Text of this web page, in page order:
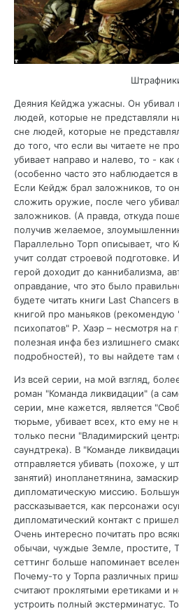
Деяния Кейджа ужасны. Он убивал
людей, которые не представляли
сне людей, которые не
до того, что если вы читаете не
убивает направо и налево, то - как
(особенно часто это наблюдается
Если Кейдж брал заложников, то
сложить оружие, после чего
заложников. (А правда, откуда
получив желаемое,
Параллельно Торп описывает, что
учит солдат строевой подготовке.
герой доходит до каннибализма,
оправдание, что это было
будете читать книги Last Chancers
книгой про маньяков
психопатов" Р. Хаэр – несмотря на
полезная инфа без излишнего
подробностей), то вы найдете там
Из всей серии, на мой взгляд,
роман "Команда ликвидации" (а
серии, мне кажется, является
тюрьме, убивает всех, кто ему не
только песни "Владимирский
саундтрека). В "Команде
отправляется убивать (похоже, у
занятий) инопланетянина,
дипломатическую миссию.
рассказывается, как персонажи
дипломатический контакт с
Очень интересно почитать про
обычаи, чуждые Земле, простите,
сеттинг больше напоминает
Почему-то у Торпа различных
считают проклятыми еретиками и
устроить полный экстерминатус.